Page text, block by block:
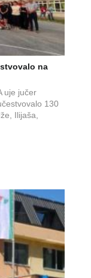
na
uje jučer
130
Ilijaša,